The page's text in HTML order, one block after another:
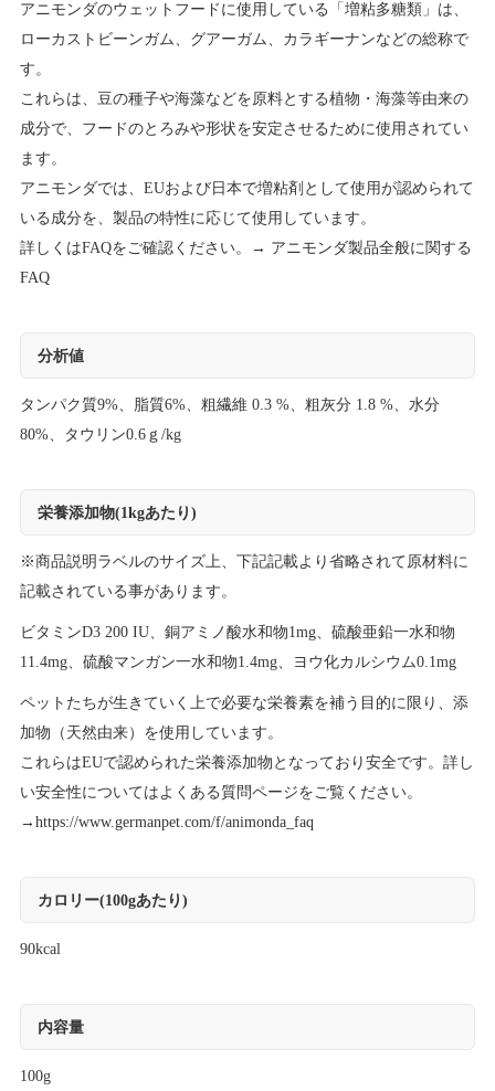
アニモンダのウェットフードに使用している「増粘多糖類」は、
ローカストビーンガム、グアーガム、カラギーナンなどの総称で
す。
これらは、豆の種子や海藻などを原料とする植物・海藻等由来の
成分で、フードのとろみや形状を安定させるために使用されてい
ます。
アニモンダでは、EUおよび日本で増粘剤として使用が認められて
いる成分を、製品の特性に応じて使用しています。
詳しくはFAQをご確認ください。→ アニモンダ製品全般に関する
FAQ
分析値
タンパク質9%、脂質6%、粗繊維 0.3 %、粗灰分 1.8 %、水分
80%、タウリン0.6ｇ/kg
栄養添加物(1kgあたり)
※商品説明ラベルのサイズ上、下記記載より省略されて原材料に
記載されている事があります。
ビタミンD3 200 IU、銅アミノ酸水和物1mg、硫酸亜鉛一水和物
11.4mg、硫酸マンガン一水和物1.4mg、ヨウ化カルシウム0.1mg
ペットたちが生きていく上で必要な栄養素を補う目的に限り、添
加物（天然由来）を使用しています。
これらはEUで認められた栄養添加物となっており安全です。詳し
い安全性についてはよくある質問ページをご覧ください。
→ https://www.germanpet.com/f/animonda_faq
カロリー(100gあたり)
90kcal
内容量
100g